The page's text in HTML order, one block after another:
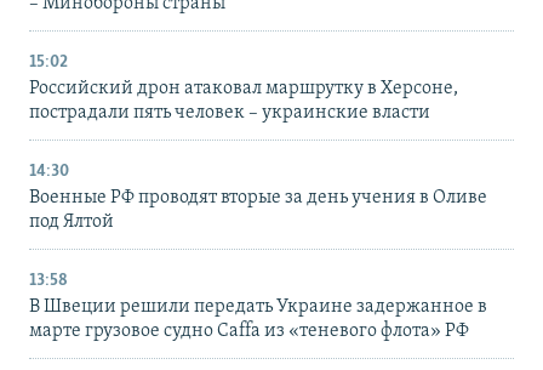
– Минобороны страны
15:02
Российский дрон атаковал маршрутку в Херсоне,
пострадали пять человек – украинские власти
14:30
Военные РФ проводят вторые за день учения в Оливе
под Ялтой
13:58
В Швеции решили передать Украине задержанное в
марте грузовое судно Caffa из «теневого флота» РФ